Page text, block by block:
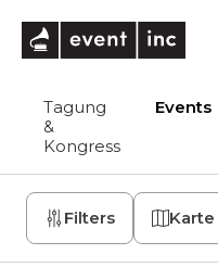
Tagung
&
Kongress
Events
Filters Karte